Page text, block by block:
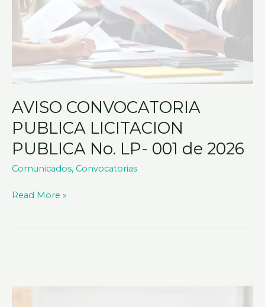
AVISO CONVOCATORIA
PUBLICA LICITACION
PUBLICA No. LP- 001 de 2026
Comunicados, Convocatorias
Read More »